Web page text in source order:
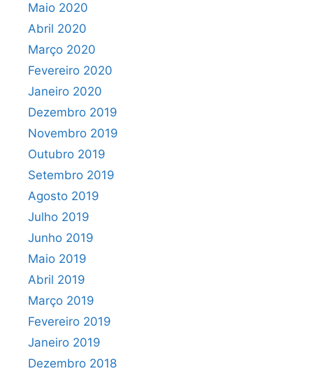
Maio 2020
Abril 2020
Março 2020
Fevereiro 2020
Janeiro 2020
Dezembro 2019
Novembro 2019
Outubro 2019
Setembro 2019
Agosto 2019
Julho 2019
Junho 2019
Maio 2019
Abril 2019
Março 2019
Fevereiro 2019
Janeiro 2019
Dezembro 2018